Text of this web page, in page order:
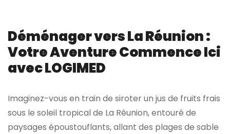
Déménager vers La Réunion :
Votre Aventure Commence Ici
avec LOGIMED
Imaginez-vous en train de siroter un jus de fruits frais
sous le soleil tropical de La Réunion, entouré de
paysages époustouflants, allant des plages de sable